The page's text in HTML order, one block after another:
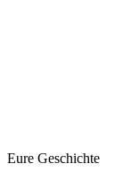
Eure Geschichte